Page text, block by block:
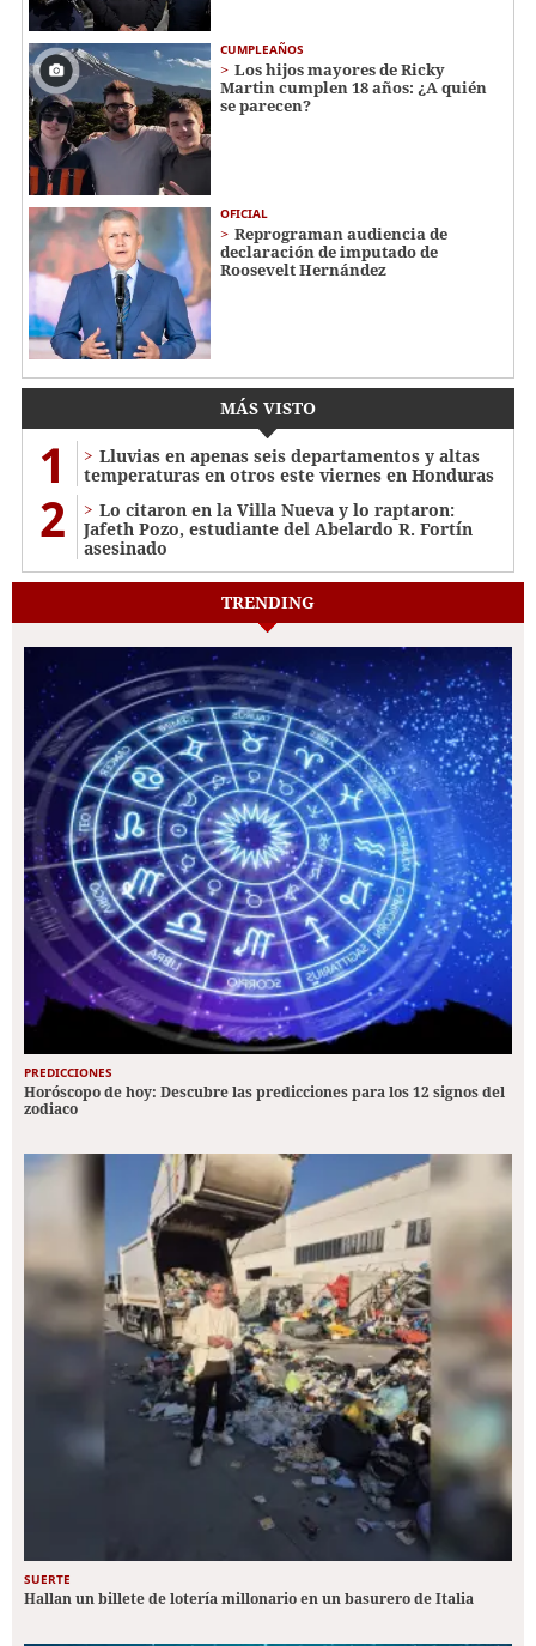
CUMPLEAÑOS
Los hijos mayores de Ricky
Martin cumplen 18 años: ¿A quién
se parecen?
OFICIAL
Reprograman audiencia de
declaración de imputado de
Roosevelt Hernández
MÁS VISTO
1
Lluvias en apenas seis departamentos y altas
temperaturas en otros este viernes en Honduras
2
Lo citaron en la Villa Nueva y lo raptaron:
Jafeth Pozo, estudiante del Abelardo R. Fortín
asesinado
TRENDING
PREDICCIONES
Horóscopo de hoy: Descubre las predicciones para los 12 signos del
zodiaco
SUERTE
Hallan un billete de lotería millonario en un basurero de Italia